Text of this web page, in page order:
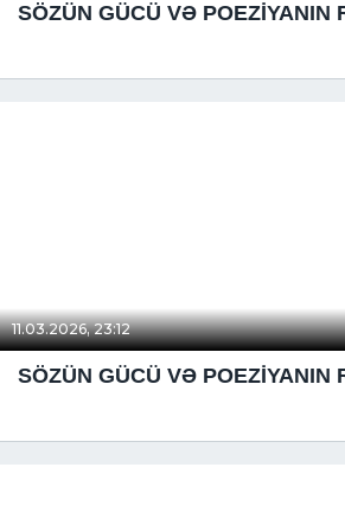
SÖZÜN GÜCÜ VƏ POEZİYANIN
11.03.2026, 23:12
SÖZÜN GÜCÜ VƏ POEZİYANIN